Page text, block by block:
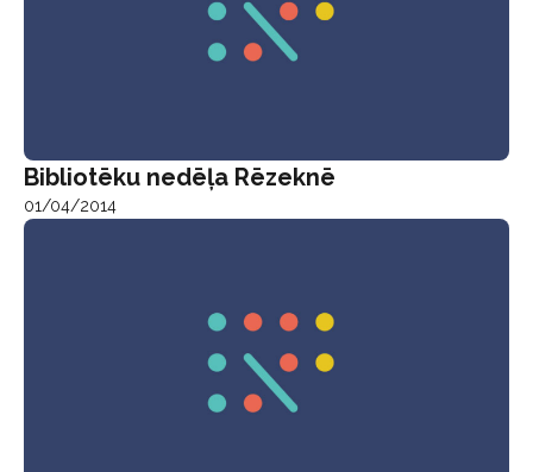
Bibliotēku nedēļa Rēzeknē
01/04/2014